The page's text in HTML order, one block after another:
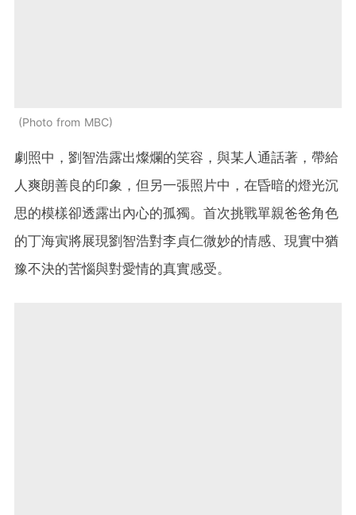
Photo from MBC
劇照中，劉智浩露出燦爛的笑容，與某人通話著，帶給
人爽朗善良的印象，但另一張照片中，在昏暗的燈光沉
思的模樣卻透露出內心的孤獨。首次挑戰單親爸爸角色
的丁海寅將展現劉智浩對李貞仁微妙的情感、現實中猶
豫不決的苦惱與對愛情的真實感受。